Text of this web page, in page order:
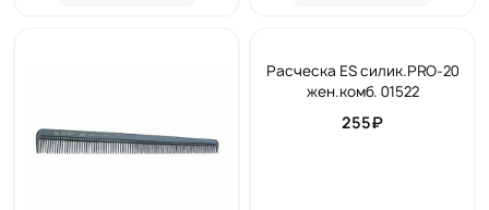
Расческа ES силик.PRO-20
жен.комб. 01522
255₽